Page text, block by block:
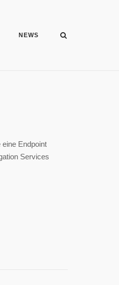
NEWS
Endpoint
Services